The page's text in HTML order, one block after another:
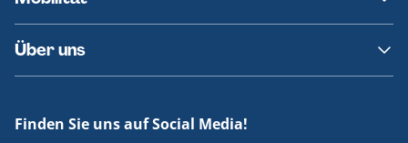
Fundsachen
Häufige Fragen
Barrierefreies Reisen
Erklärung Barrierefreiheit
Über uns
Offenlegungen
Finden Sie uns auf Social Media!